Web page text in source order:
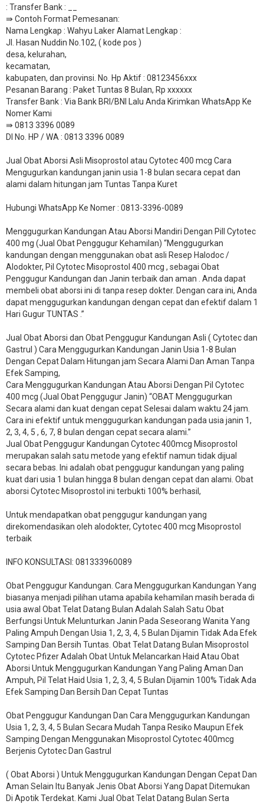
: Transfer Bank : __
​⇛ Contoh Format Pemesanan:
Nama Lengkap : Wahyu Laker Alamat Lengkap :
Jl. Hasan Nuddin No.102, ( kode pos )
desa, kelurahan,
kecamatan,
kabupaten, dan provinsi. No. Hp Aktif : 08123456xxx
Pesanan Barang : Paket Tuntas 8 Bulan, Rp xxxxxx
​Transfer Bank : Via Bank BRI/BNI Lalu Anda Kirimkan WhatsApp Ke
Nomer Kami
⇛ 0813 3396 0089
DI No. HP / WA : 0813 3396 0089
Jual Obat Aborsi Asli Misoprostol atau Cytotec 400 mcg Cara
Mengugurkan kandungan janin usia 1-8 bulan secara cepat dan
alami dalam hitungan jam Tuntas Tanpa Kuret
Hubungi WhatsApp Ke Nomer : 0813-3396-0089​
Menggugurkan Kandungan Atau Aborsi Mandiri Dengan Pill Cytotec
400 mg (Jual Obat Penggugur Kehamilan) “Menggugurkan
kandungan dengan menggunakan obat asli Resep Halodoc /
Alodokter, Pil Cytotec Misoprostol 400 mcg , sebagai Obat
Penggugur Kandungan dan Janin terbaik dan aman . Anda dapat
membeli obat aborsi ini di tanpa resep dokter. Dengan cara ini, Anda
dapat menggugurkan kandungan dengan cepat dan efektif dalam 1
Hari Gugur TUNTAS .”
Jual Obat Aborsi dan Obat Penggugur Kandungan Asli ( Cytotec dan
Gastrul ) Cara Menggugurkan Kandungan Janin Usia 1-8 Bulan
Dengan Cepat Dalam Hitungan jam Secara Alami Dan Aman Tanpa
Efek Samping,
Cara Menggugurkan Kandungan Atau Aborsi Dengan Pil Cytotec
400 mcg (Jual Obat Penggugur Janin) “OBAT Menggugurkan
Secara alami dan kuat dengan cepat Selesai dalam waktu 24 jam.
Cara ini efektif untuk menggugurkan kandungan pada usia janin 1,
2, 3, 4, 5 , 6, 7, 8 bulan dengan cepat secara alami.”
Jual Obat Penggugur Kandungan Cytotec 400mcg Misoprostol
merupakan salah satu metode yang efektif namun tidak dijual
secara bebas. Ini adalah obat penggugur kandungan yang paling
kuat dari usia 1 bulan hingga 8 bulan dengan cepat dan alami. Obat
aborsi Cytotec Misoprostol ini terbukti 100% berhasil,
Untuk mendapatkan obat penggugur kandungan yang
direkomendasikan oleh alodokter, Cytotec 400 mcg Misoprostol
terbaik
INFO KONSULTASI: 081333960089
​Obat Penggugur Kandungan. Cara Menggugurkan Kandungan Yang
biasanya menjadi pilihan utama apabila kehamilan masih berada di
usia awal Obat Telat Datang Bulan Adalah Salah Satu Obat
Berfungsi Untuk Melunturkan Janin Pada Seseorang Wanita Yang
Paling Ampuh Dengan Usia 1, 2, 3, 4, 5 Bulan Dijamin Tidak Ada Efek
Samping Dan Bersih Tuntas. Obat Telat Datang Bulan Misoprostol
Cytotec Pfizer Adalah Obat Untuk Melancarkan Haid Atau Obat
Aborsi Untuk Menggugurkan Kandungan Yang Paling Aman Dan
Ampuh, Pil Telat Haid Usia 1, 2, 3, 4, 5 Bulan Dijamin 100% Tidak Ada
Efek Samping Dan Bersih Dan Cepat Tuntas
Obat Penggugur Kandungan Dan Cara Menggugurkan Kandungan
Usia 1, 2, 3, 4, 5 Bulan Secara Mudah Tanpa Resiko Maupun Efek
Samping Dengan Menggunakan Misoprostol Cytotec 400mcg
Berjenis Cytotec Dan Gastrul
( Obat Aborsi ) Untuk Menggugurkan Kandungan Dengan Cepat Dan
Aman Selain Itu Banyak Jenis Obat Aborsi Yang Dapat Ditemukan
Di Apotik Terdekat. Kami Jual Obat Telat Datang Bulan Serta